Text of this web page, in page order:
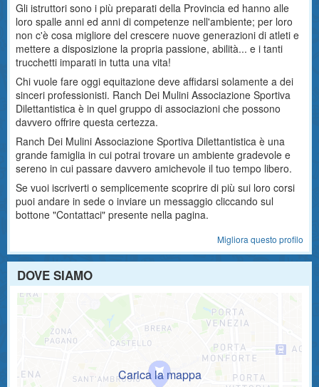
Gli istruttori sono i più preparati della Provincia ed hanno alle
loro spalle anni ed anni di competenze nell'ambiente; per loro
non c'è cosa migliore del crescere nuove generazioni di atleti e
mettere a disposizione la propria passione, abilità... e i tanti
trucchetti imparati in tutta una vita!
Chi vuole fare oggi equitazione deve affidarsi solamente a dei
sinceri professionisti. Ranch Dei Mulini Associazione Sportiva
Dilettantistica è in quel gruppo di associazioni che possono
davvero offrire questa certezza.
Ranch Dei Mulini Associazione Sportiva Dilettantistica è una
grande famiglia in cui potrai trovare un ambiente gradevole e
sereno in cui passare davvero amichevole il tuo tempo libero.
Se vuoi iscriverti o semplicemente scoprire di più sui loro corsi
puoi andare in sede o inviare un messaggio cliccando sul
bottone "Contattaci" presente nella pagina.
Migliora questo profilo
DOVE SIAMO